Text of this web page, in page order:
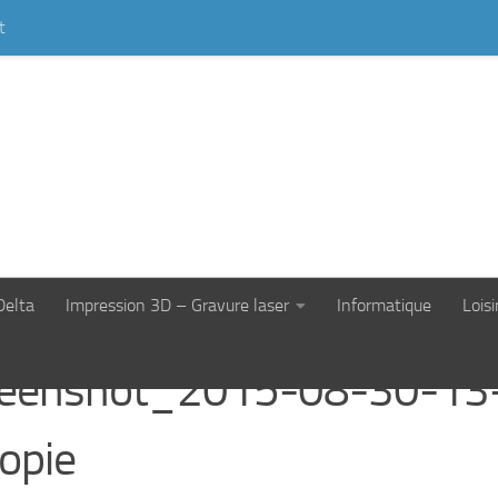
Impression 3D – Gravure laser Informatique
08-30-